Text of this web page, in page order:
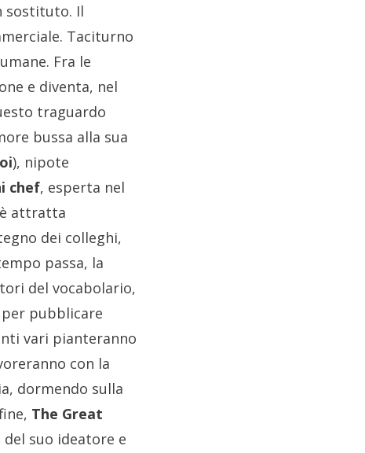
sostituto. Il
Taciturno
Fra le
e diventa, nel
traguardo
bussa alla sua
), nipote
chef, esperta nel
attratta
dei colleghi,
passa, la
del vocabolario,
pubblicare
vari pianteranno
con la
dormendo sulla
The Great
del suo ideatore e